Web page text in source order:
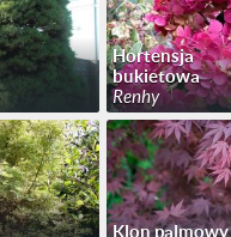
Hortensja
bukietowa
Renhy
Klon palmowy